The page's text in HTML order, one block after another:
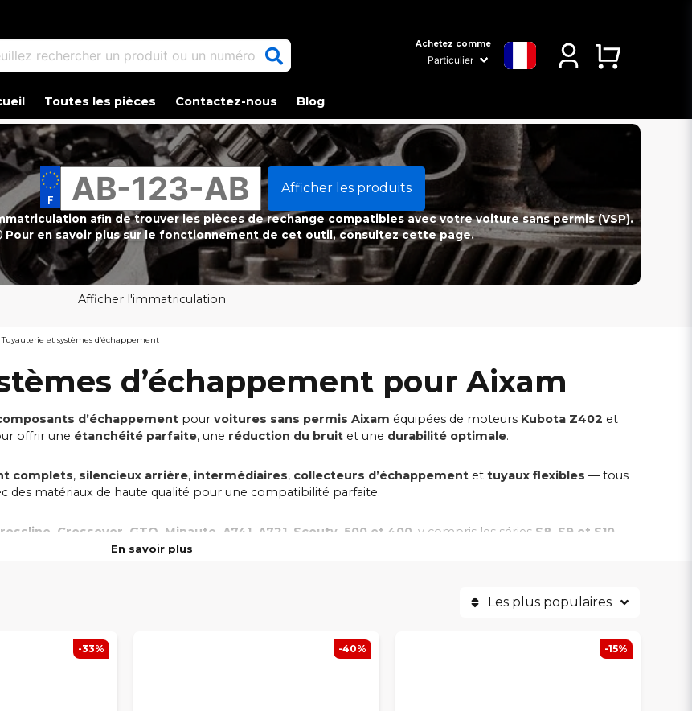
rechercher un produit ou un numéro d'article. Achetez comme
Toutes les pièces Contactez-nous Blog
Afficher les produits
afin de trouver les pièces de rechange compatibles avec votre voiture sans permis (VSP).
Pour en savoir plus sur le fonctionnement de cet outil, consultez cette page.
Afficher l'immatriculation
Tuyauterie et systèmes d’échappement
d’échappement pour Aixam
d’échappement pour voitures sans permis Aixam équipées de moteurs Kubota Z402 et
offrir une étanchéité parfaite, une réduction du bruit et une durabilité optimale.
complets, silencieux arrière, intermédiaires, collecteurs d’échappementet tuyaux flexibles — tous
des matériaux de haute qualité pour une compatibilité parfaite.
Crossover, GTO, Minauto, A741, A721, Scouty, 500 et 400 , y compris les séries S8, S9 et S10
simple et qualité garantie pour tous les systèmes d’échappement Aixam.
En savoir plus
Les plus populaires
-33% -40% -15%